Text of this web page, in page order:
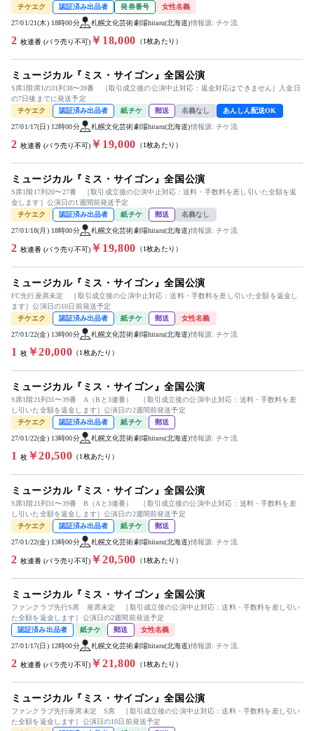
チケエク
認証済み出品者 発券番号 女性名義
27/01/21(木) 18時00分 札幌文化芸術劇場hitaru(北海道)情報源: チケ流
2 枚連番 (バラ売り不可) ￥18,000 （1枚あたり）
ミュージカル『ミス・サイゴン』全国公演
S席1階席1の31列38〜39番 ［取引成立後の公演中止対応：返金対応はできません］入金日
の7日後までに発送予定
チケエク
認証済み出品者 紙チケ 郵送 名義なし あんしん配送OK
27/01/17(日) 12時00分 札幌文化芸術劇場hitaru(北海道)情報源: チケ流
2 枚連番 (バラ売り不可) ￥19,000 （1枚あたり）
ミュージカル『ミス・サイゴン』全国公演
S席1階17列20〜27番 ［取引成立後の公演中止対応：送料・手数料を差し引いた全額を返
金します］公演日の1週間前発送予定
チケエク
認証済み出品者 紙チケ 郵送 名義なし
27/01/18(月) 18時00分 札幌文化芸術劇場hitaru(北海道)情報源: チケ流
2 枚連番 (バラ売り不可) ￥19,800 （1枚あたり）
ミュージカル『ミス・サイゴン』全国公演
FC先行座席未定 ［取引成立後の公演中止対応：送料・手数料を差し引いた全額を返金し
ます］公演日の10日前発送予定
チケエク
認証済み出品者 紙チケ 郵送 女性名義
27/01/22(金) 13時00分 札幌文化芸術劇場hitaru(北海道)情報源: チケ流
1 枚￥20,000 （1枚あたり）
ミュージカル『ミス・サイゴン』全国公演
S席1階21列31〜39番 A（Bと3連番） ［取引成立後の公演中止対応：送料・手数料を差
し引いた全額を返金します］公演日の2週間前発送予定
チケエク
認証済み出品者 紙チケ 郵送
27/01/22(金) 13時00分 札幌文化芸術劇場hitaru(北海道)情報源: チケ流
1 枚￥20,500 （1枚あたり）
ミュージカル『ミス・サイゴン』全国公演
S席1階21列31〜39番 B（Aと3連番） ［取引成立後の公演中止対応：送料・手数料を差
し引いた全額を返金します］公演日の2週間前発送予定
チケエク
認証済み出品者 紙チケ 郵送
27/01/22(金) 13時00分 札幌文化芸術劇場hitaru(北海道)情報源: チケ流
2 枚連番 (バラ売り不可) ￥20,500 （1枚あたり）
ミュージカル『ミス・サイゴン』全国公演
ファンクラブ先行S席 座席未定 ［取引成立後の公演中止対応：送料・手数料を差し引い
た全額を返金します］公演日の2週間前発送予定
認証済み出品者
紙チケ 郵送 女性名義
27/01/17(日) 12時00分 札幌文化芸術劇場hitaru(北海道)情報源: チケ流
2 枚連番 (バラ売り不可) ￥21,800 （1枚あたり）
ミュージカル『ミス・サイゴン』全国公演
ファンクラブ先行座席未定 S席 ［取引成立後の公演中止対応：送料・手数料を差し引い
た全額を返金します］公演日の10日前発送予定